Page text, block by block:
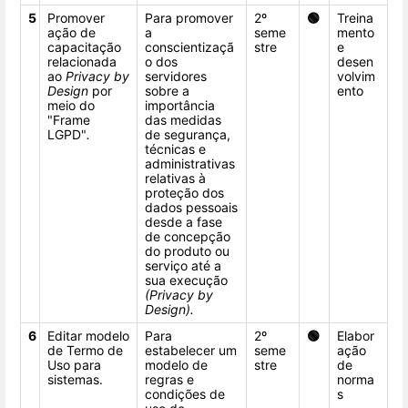
5
Promover
ação de
capacitação
relacionada
ao Privacy by
Design por
meio do
"Frame
LGPD".
Para promover
a
conscientizaçã
o dos
servidores
sobre a
importância
das medidas
de segurança,
técnicas e
administrativas
relativas à
proteção dos
dados pessoais
desde a fase
de concepção
do produto ou
serviço até a
sua execução
(Privacy by
Design).
2º
seme
stre
🟢
Treina
mento
e
desen
volvim
ento
6
Editar modelo
de Termo de
Uso para
sistemas.
Para
estabelecer um
modelo de
regras e
condições de
2º
seme
stre
🟢
Elabor
ação
de
norma
s